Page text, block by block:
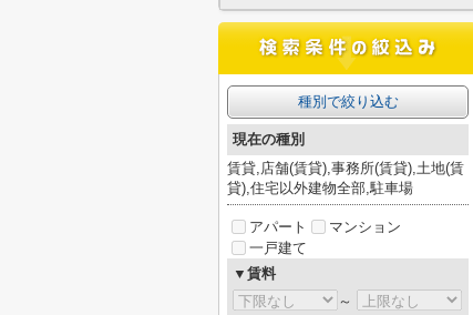
種別で絞り込む
現在の種別
賃貸,店舗(賃貸),事務所(賃貸),土地(賃
貸),住宅以外建物全部,駐車場
アパート
マンション
一戸建て
▼賃料
～